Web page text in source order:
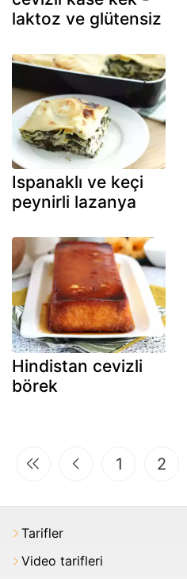
laktoz ve glütensiz
Ispanaklı ve keçi
peynirli lazanya
Hindistan cevizli
börek
1 2
Tarifler
Video tarifleri